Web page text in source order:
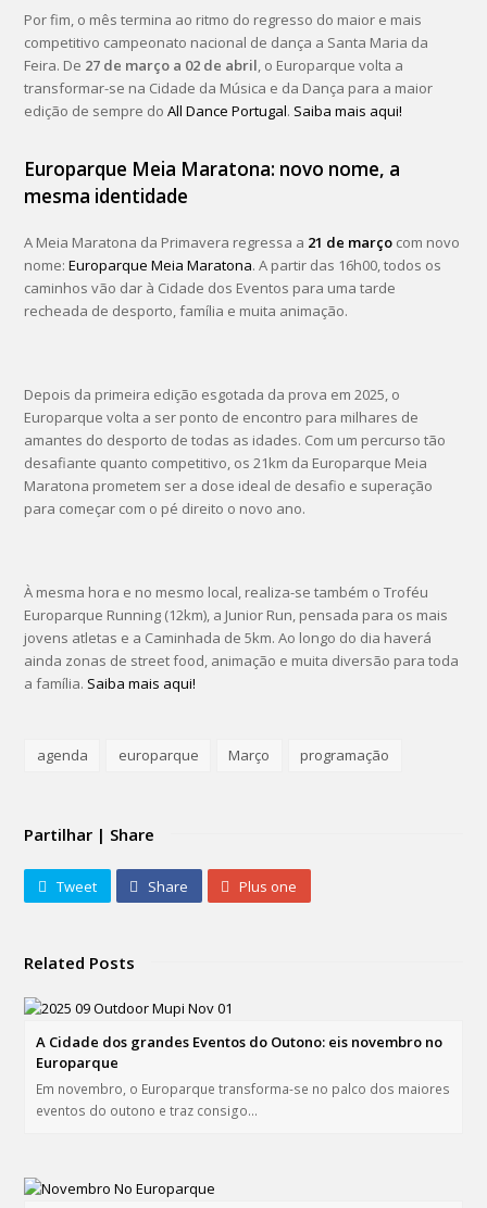
Por fim, o mês termina ao ritmo do regresso do maior e mais
competitivo campeonato nacional de dança a Santa Maria da
Feira. De 27 de março a 02 de abril, o Europarque volta a
transformar-se na Cidade da Música e da Dança para a maior
edição de sempre doAll Dance Portugal. Saiba mais aqui!
Europarque Meia Maratona: novo nome, a
mesma identidade
A Meia Maratona da Primavera regressa a 21 de março com novo
nome:Europarque Meia Maratona. A partir das 16h00, todos os
caminhos vão dar à Cidade dos Eventos para uma tarde
recheada de desporto, família e muita animação.
Depois da primeira edição esgotada da prova em 2025, o
Europarque volta a ser ponto de encontro para milhares de
amantes do desporto de todas as idades. Com um percurso tão
desafiante quanto competitivo, os 21km da Europarque Meia
Maratona prometem ser a dose ideal de desafio e superação
para começar com o pé direito o novo ano.
À mesma hora e no mesmo local, realiza-se também o Troféu
Europarque Running (12km), a Junior Run, pensada para os mais
jovens atletas e a Caminhada de 5km. Ao longo do dia haverá
ainda zonas de street food, animação e muita diversão para toda
a família. Saiba mais aqui!
agenda europarque Março programação
Partilhar | Share
Tweet Share Plus one
Related Posts
A Cidade dos grandes Eventos do Outono: eis novembro no
Europarque
Em novembro, o Europarque transforma-se no palco dos maiores
eventos do outono e traz consigo…